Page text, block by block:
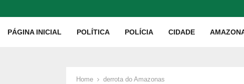
PÁGINA INICIAL POLÍTICA POLÍCIA CIDADE
Home derrota do Amazonas